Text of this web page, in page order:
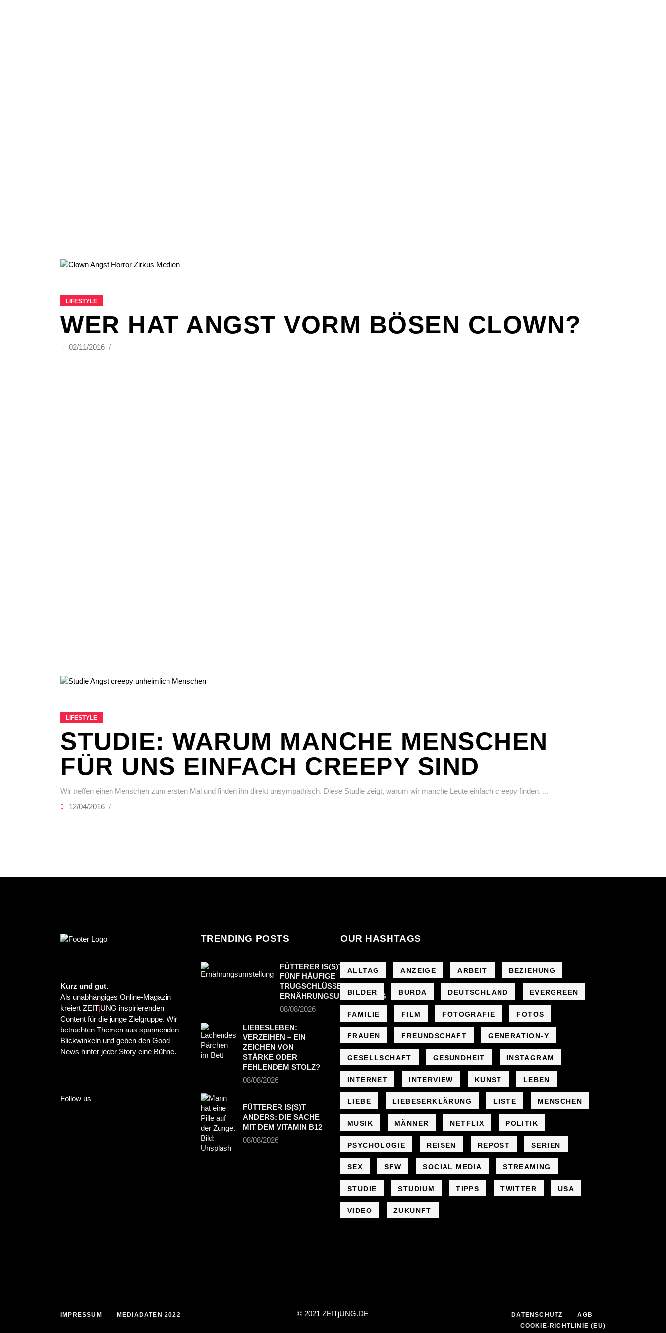
LIFESTYLE
WER HAT ANGST VORM BÖSEN CLOWN?
02/11/2016
LIFESTYLE
STUDIE: WARUM MANCHE MENSCHEN
FÜR UNS EINFACH CREEPY SIND
Wir treffen einen Menschen zum ersten Mal und finden ihn direkt unsympathisch. Diese Studie zeigt, warum wir manche Leute einfach creepy finden.
12/04/2016
Kurz und gut.
Als unabhängiges Online-Magazin
kreiert ZEITjUNG inspirierenden
Content für die junge Zielgruppe. Wir
betrachten Themen aus spannenden
Blickwinkeln und geben den Good
News hinter jeder Story eine Bühne.
Follow us
TRENDING POSTS
FÜTTERER IS(S)T ANDERS:
FÜNF HÄUFIGE
TRUGSCHLÜSSE BEI DER
ERNÄHRUNGSUMSTELLUNG
08/08/2026
LIEBESLEBEN:
VERZEIHEN – EIN
ZEICHEN VON
STÄRKE ODER
FEHLENDEM STOLZ?
08/08/2026
FÜTTERER IS(S)T
ANDERS: DIE SACHE
MIT DEM VITAMIN B12
08/08/2026
OUR HASHTAGS
ALLTAG ANZEIGE ARBEIT BEZIEHUNG
BILDER BURDA DEUTSCHLAND EVERGREEN
FAMILIE FILM FOTOGRAFIE FOTOS
FRAUEN FREUNDSCHAFT GENERATION-Y
GESELLSCHAFT GESUNDHEIT INSTAGRAM
INTERNET INTERVIEW KUNST LEBEN
LIEBE LIEBESERKLÄRUNG LISTE MENSCHEN
MUSIK MÄNNER NETFLIX POLITIK
PSYCHOLOGIE REISEN REPOST SERIEN
SEX SFW SOCIAL MEDIA STREAMING
STUDIE STUDIUM TIPPS TWITTER USA
VIDEO ZUKUNFT
IMPRESSUM MEDIADATEN 2022 © 2021 ZEITjUNG.DE DATENSCHUTZ
AGB
COOKIE-RICHTLINIE (EU)